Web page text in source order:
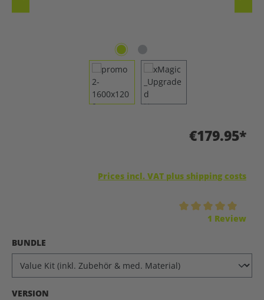
€179.95*
Prices incl. VAT plus shipping costs
1 Review
SELECT
BUNDLE
SELECT
VERSION